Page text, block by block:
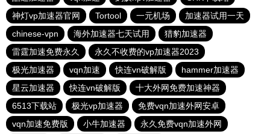
神灯vp加速器官网
Tortool 一元机场
加速器试用一天
chinese-vpn
海外加速器七天试用
猎豹加速器
雷霆加速免费永久
永久不收费的vp加速器2023
极光加速器
vqn加速 快连vn破解版
hammer加速器
星云加速器
快连vn破解版
十大外网免费加速神器
6513下载站
极光vp加速器
免费vqn加速外网安卓
vqn加速免费版
小牛加速器
永久免费vqn加速外网